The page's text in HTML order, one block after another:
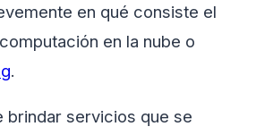
en qué consiste el
en la nube o
.
brindar servicios que se